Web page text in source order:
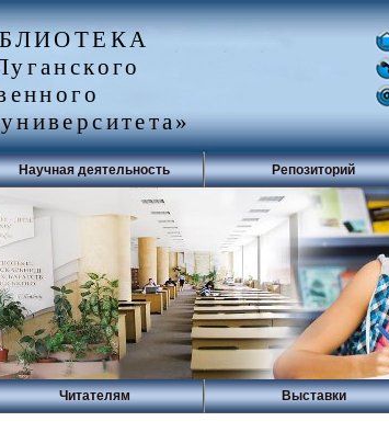
Научная деятельность Репозиторий
Читателям Выставки